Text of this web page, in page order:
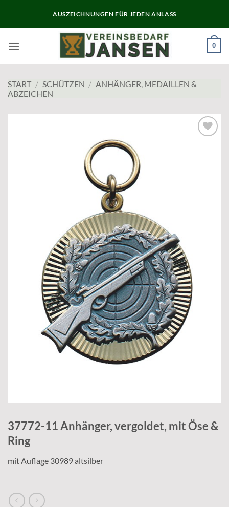
AUSZEICHNUNGEN FÜR JEDEN ANLASS
0
START / SCHÜTZEN / ANHÄNGER, MEDAILLEN &
ABZEICHEN
37772-11 Anhänger, vergoldet, mit Öse &
Ring
mit Auflage 30989 altsilber